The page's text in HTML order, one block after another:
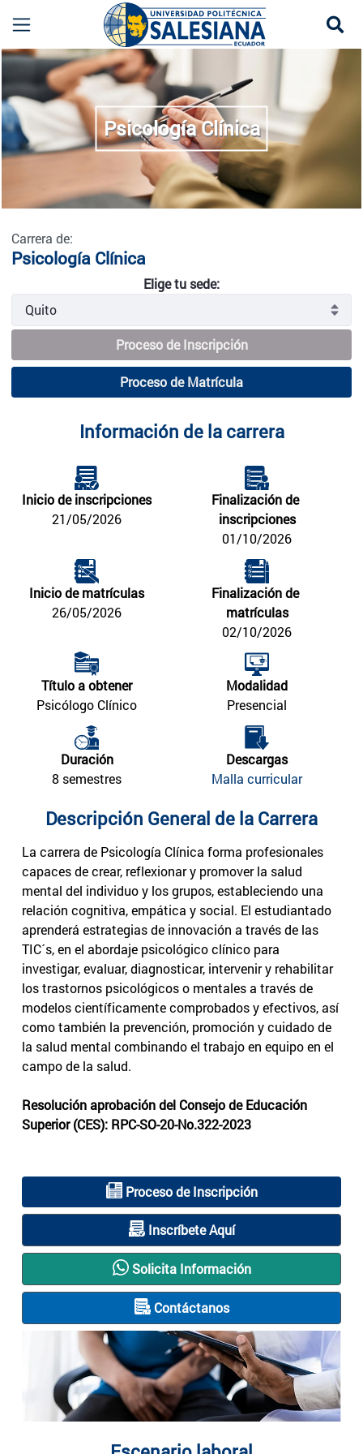
Psicología Clínica - Quito
more
Psicología Clínica
Carrera de:
Psicología Clínica
Elige tu sede:
Proceso de Inscripción
Proceso de Matrícula
Información de la carrera
Inicio de inscripciones
21/05/2026
Finalización de
inscripciones
01/10/2026
Inicio de matrículas
26/05/2026
Finalización de
matrículas
02/10/2026
Título a obtener
Psicólogo Clínico
Modalidad
Presencial
Duración
8 semestres
Descargas
Malla curricular
Descripción General de la Carrera
La carrera de Psicología Clínica forma profesionales
capaces de crear, reflexionar y promover la salud
mental del individuo y los grupos, estableciendo una
relación cognitiva, empática y social. El estudiantado
aprenderá estrategias de innovación a través de las
TIC´s, en el abordaje psicológico clínico para
investigar, evaluar, diagnosticar, intervenir y rehabilitar
los trastornos psicológicos o mentales a través de
modelos científicamente comprobados y efectivos, así
como también la prevención, promoción y cuidado de
la salud mental combinando el trabajo en equipo en el
campo de la salud.
Resolución aprobación del Consejo de Educación
Superior (CES): RPC-SO-20-No.322-2023
Proceso de Inscripción
Inscríbete Aquí
Solicita Información
Contáctanos